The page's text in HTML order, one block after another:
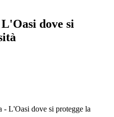
dove si
- L'Oasi dove si protegge la